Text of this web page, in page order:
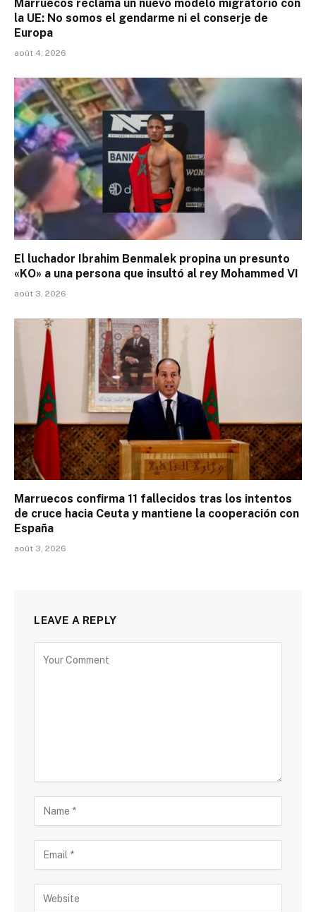
Marruecos reclama un nuevo modelo migratorio con
la UE: No somos el gendarme ni el conserje de
Europa
août 4, 2026
El luchador Ibrahim Benmalek propina un presunto
«KO» a una persona que insultó al rey Mohammed VI
août 3, 2026
Marruecos confirma 11 fallecidos tras los intentos
de cruce hacia Ceuta y mantiene la cooperación con
España
août 3, 2026
LEAVE A REPLY